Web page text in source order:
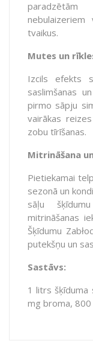
tvaikus.
Mutes un
Izcils efekts
saslimšanas
pirmo sāpju
vairākas
zobu tīrīšanas.
Mitrināšana
Pietiekamai
sezonā un
sāļu
mitrināšanas
Šķīdumu
putekšņu un
Sastāvs:
1 litrs šķīduma
mg broma, 800